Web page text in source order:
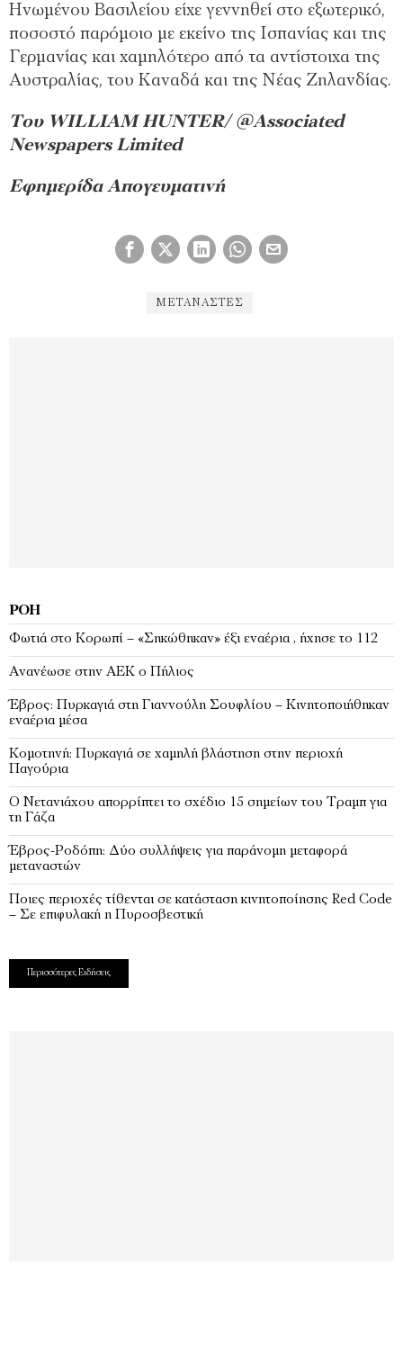
Ηνωμένου Βασιλείου είχε γεννηθεί στο εξωτερικό,
ποσοστό παρόμοιο με εκείνο της Ισπανίας και της
Γερμανίας και χαμηλότερο από τα αντίστοιχα της
Αυστραλίας, του Καναδά και της Νέας Ζηλανδίας.
Του WILLIAM HUNTER/ @Associated
Newspapers Limited
Εφημερίδα Απογευματινή
ΜΕΤΑΝΆΣΤΕΣ
ΡΟΉ
Φωτιά στο Κορωπί – «Σηκώθηκαν» έξι εναέρια , ήχησε το 112
Ανανέωσε στην ΑΕΚ ο Πήλιος
Έβρος: Πυρκαγιά στη Γιαννούλη Σουφλίου – Κινητοποιήθηκαν
εναέρια μέσα
Κομοτηνή: Πυρκαγιά σε χαμηλή βλάστηση στην περιοχή
Παγούρια
Ο Νετανιάχου απορρίπτει το σχέδιο 15 σημείων του Τραμπ για
τη Γάζα
Έβρος-Ροδόπη: Δύο συλλήψεις για παράνομη μεταφορά
μεταναστών
Ποιες περιοχές τίθενται σε κατάσταση κινητοποίησης Red Code
– Σε επιφυλακή η Πυροσβεστική
Περισσότερες Ειδήσεις